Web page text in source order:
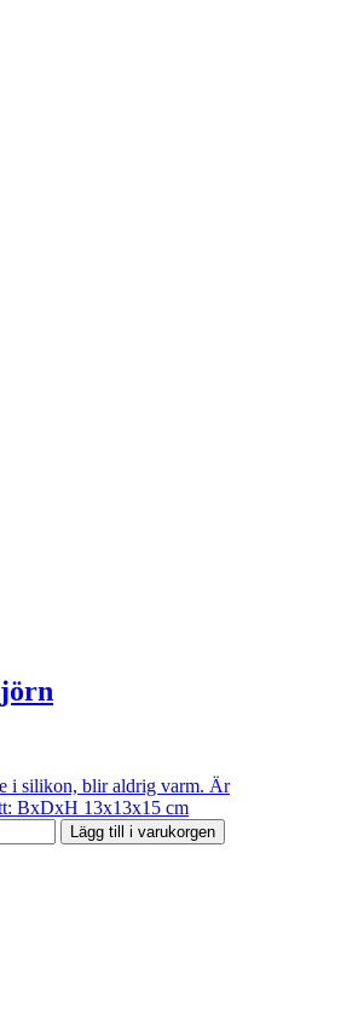
i silikon, blir aldrig varm. Är
BxDxH 13x13x15 cm
Lägg till i varukorgen